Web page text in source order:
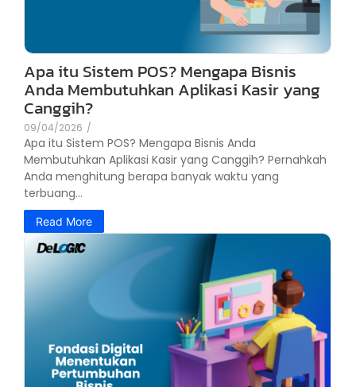
Apa itu Sistem POS? Mengapa Bisnis
Anda Membutuhkan Aplikasi Kasir yang
Canggih?
09/04/2026 /
Apa itu Sistem POS? Mengapa Bisnis Anda
Membutuhkan Aplikasi Kasir yang Canggih? Pernahkah
Anda menghitung berapa banyak waktu yang
terbuang...
Read More